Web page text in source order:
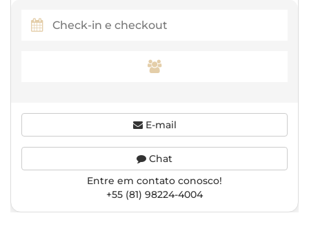
E-mail
Chat
Entre em contato conosco!
+55 (81) 98224-4004